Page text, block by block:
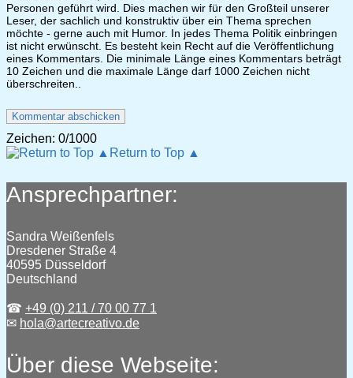
Personen geführt wird. Dies machen wir für den Großteil unserer
Leser, der sachlich und konstruktiv über ein Thema sprechen
möchte - gerne auch mit Humor. In jedes Thema Politik einbringen
ist nicht erwünscht. Es besteht kein Recht auf die Veröffentlichung
eines Kommentars. Die minimale Länge eines Kommentars beträgt
10 Zeichen und die maximale Länge darf 1000 Zeichen nicht
überschreiten..
Zeichen: 0/1000
Return to Top ▲
Ansprechpartner:
Sandra Weißenfels
Dresdener Straße 4
40595 Düsseldorf
Deutschland
☎ +49 (0) 211 / 70 00 77 1
✉ hola@artecreativo.de
Über diese Webseite: